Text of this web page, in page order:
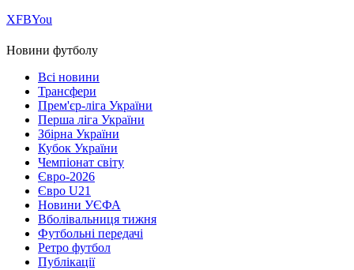
ХFBYou
Новини футболу
Всі новини
Трансфери
Прем'єр-ліга України
Перша ліга України
Збірна України
Кубок України
Чемпіонат світу
Євро-2026
Євро U21
Новини УЄФА
Вболівальниця тижня
Футбольні передачі
Ретро футбол
Публікації